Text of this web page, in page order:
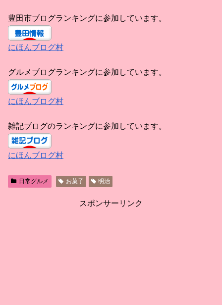
豊田市ブログランキングに参加しています。
にほんブログ村
グルメブログランキングに参加しています。
にほんブログ村
雑記ブログのランキングに参加しています。
にほんブログ村
日常グルメ お菓子 明治
スポンサーリンク